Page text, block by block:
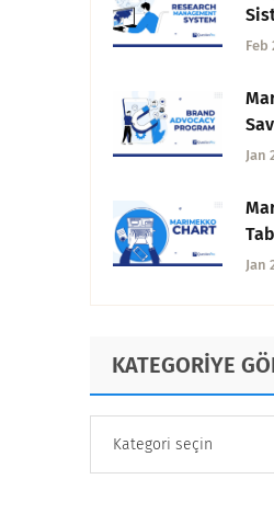
İyi
Feb
Jan
Jan
KATEGORİYE
GÖRE
GÖZAT